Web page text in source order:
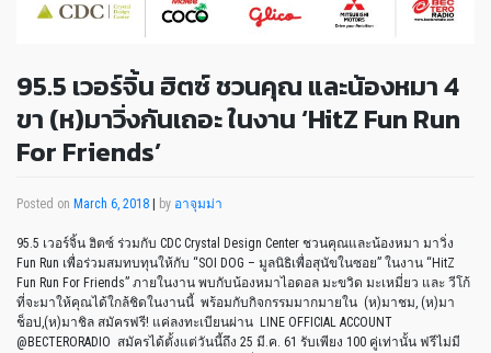
95.5 เวอร์จิ้น ฮิตซ์ ชวนคุณ และน้องหมา 4
ขา (ห)มาวิ่งกันเถอะ ในงาน ‘HitZ Fun Run
For Friends’
Posted on March 6, 2018 by อาจุมม่า
95.5 เวอร์จิ้น ฮิตซ์ ร่วมกับ CDC Crystal Design Center ชวนคุณและน้องหมา มาวิ่ง
Fun Run เพื่อร่วมสมทบทุนให้กับ “SOI DOG – มูลนิธิเพื่อสุนัขในซอย” ในงาน “HitZ
Fun Run For Friends” ภายในงาน พบกับน้องหมาไอดอล มะขวิด มะเหมี่ยว และ วีโก้
ที่จะมาให้คุณได้ใกล้ชิดในงานนี้ พร้อมกับกิจกรรมมากมายใน (ห)มาชม, (ห)มา
ช็อป,(ห)มาชิล สมัครฟรี! แค่ลงทะเบียนผ่าน LINE OFFICIAL ACCOUNT
@BECTERORADIO สมัครได้ตั้งแต่วันนี้ถึง 25 มี.ค. 61 รับเพียง 100 คู่เท่านั้น ฟรีไม่มี